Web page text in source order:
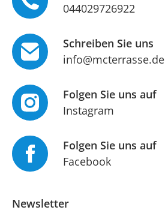
044029726922
Schreiben Sie uns
info@mcterrasse.de
Folgen Sie uns auf
Instagram
Folgen Sie uns auf
Facebook
Newsletter